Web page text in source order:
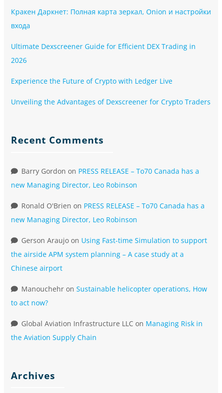
Кракен Даркнет: Полная карта зеркал, Onion и настройки
входа
Ultimate Dexscreener Guide for Efficient DEX Trading in
2026
Experience the Future of Crypto with Ledger Live
Unveiling the Advantages of Dexscreener for Crypto Traders
Recent Comments
Barry Gordon on PRESS RELEASE – To70 Canada has a
new Managing Director, Leo Robinson
Ronald O'Brien on PRESS RELEASE – To70 Canada has a
new Managing Director, Leo Robinson
Gerson Araujo on Using Fast-time Simulation to support
the airside APM system planning – A case study at a
Chinese airport
Manouchehr on Sustainable helicopter operations, How
to act now?
Global Aviation Infrastructure LLC on Managing Risk in
the Aviation Supply Chain
Archives